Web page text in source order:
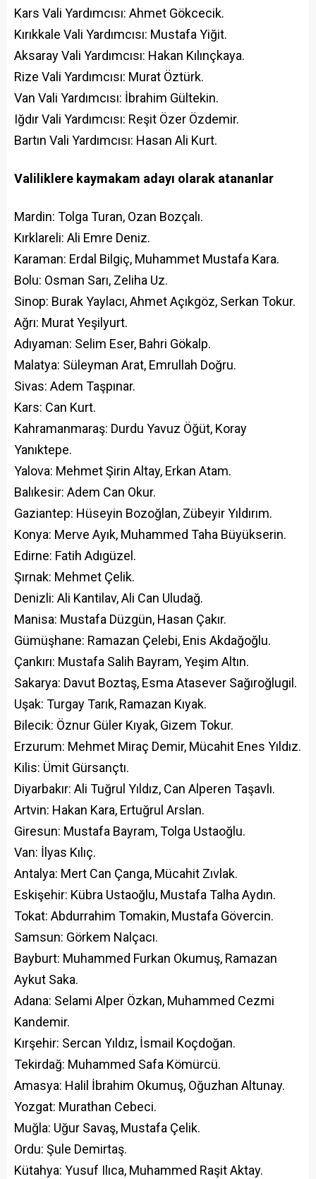
Kars Vali Yardımcısı: Ahmet Gökcecik.
Kırıkkale Vali Yardımcısı: Mustafa Yiğit.
Aksaray Vali Yardımcısı: Hakan Kılınçkaya.
Rize Vali Yardımcısı: Murat Öztürk.
Van Vali Yardımcısı: İbrahim Gültekin.
Iğdır Vali Yardımcısı: Reşit Özer Özdemir.
Bartın Vali Yardımcısı: Hasan Ali Kurt.
Valiliklere kaymakam adayı olarak atananlar
Mardin: Tolga Turan, Ozan Bozçalı.
Kırklareli: Ali Emre Deniz.
Karaman: Erdal Bilgiç, Muhammet Mustafa Kara.
Bolu: Osman Sarı, Zeliha Uz.
Sinop: Burak Yaylacı, Ahmet Açıkgöz, Serkan Tokur.
Ağrı: Murat Yeşilyurt.
Adıyaman: Selim Eser, Bahri Gökalp.
Malatya: Süleyman Arat, Emrullah Doğru.
Sivas: Adem Taşpınar.
Kars: Can Kurt.
Kahramanmaraş: Durdu Yavuz Öğüt, Koray
Yanıktepe.
Yalova: Mehmet Şirin Altay, Erkan Atam.
Balıkesir: Adem Can Okur.
Gaziantep: Hüseyin Bozoğlan, Zübeyir Yıldırım.
Konya: Merve Ayık, Muhammed Taha Büyükserin.
Edirne: Fatih Adıgüzel.
Şırnak: Mehmet Çelik.
Denizli: Ali Kantilav, Ali Can Uludağ.
Manisa: Mustafa Düzgün, Hasan Çakır.
Gümüşhane: Ramazan Çelebi, Enis Akdağoğlu.
Çankırı: Mustafa Salih Bayram, Yeşim Altın.
Sakarya: Davut Boztaş, Esma Atasever Sağıroğlugil.
Uşak: Turgay Tarık, Ramazan Kıyak.
Bilecik: Öznur Güler Kıyak, Gizem Tokur.
Erzurum: Mehmet Miraç Demir, Mücahit Enes Yıldız.
Kilis: Ümit Gürsançtı.
Diyarbakır: Ali Tuğrul Yıldız, Can Alperen Taşavlı.
Artvin: Hakan Kara, Ertuğrul Arslan.
Giresun: Mustafa Bayram, Tolga Ustaoğlu.
Van: İlyas Kılıç.
Antalya: Mert Can Çanga, Mücahit Zıvlak.
Eskişehir: Kübra Ustaoğlu, Mustafa Talha Aydın.
Tokat: Abdurrahim Tomakin, Mustafa Gövercin.
Samsun: Görkem Nalçacı.
Bayburt: Muhammed Furkan Okumuş, Ramazan
Aykut Saka.
Adana: Selami Alper Özkan, Muhammed Cezmi
Kandemir.
Kırşehir: Sercan Yıldız, İsmail Koçdoğan.
Tekirdağ: Muhammed Safa Kömürcü.
Amasya: Halil İbrahim Okumuş, Oğuzhan Altunay.
Yozgat: Murathan Cebeci.
Muğla: Uğur Savaş, Mustafa Çelik.
Ordu: Şule Demirtaş.
Kütahya: Yusuf Ilıca, Muhammed Raşit Aktay.